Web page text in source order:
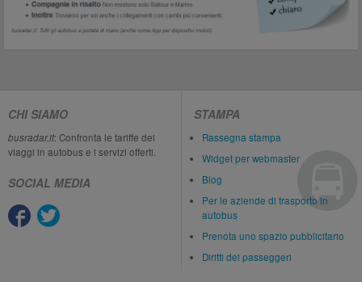
CHI SIAMO
busradar.it: Confronta le tariffe dei
viaggi in autobus e i servizi offerti.
SOCIAL MEDIA
STAMPA
Rassegna stampa
Widget per webmaster
Blog
Per le aziende di trasporto in
autobus
Prenota uno spazio pubblicitario
Diritti dei passeggeri